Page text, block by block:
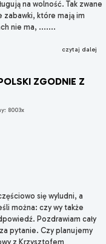
na wolność. Tak zwane
zabawki, które mają im
nie ma, .......
czytaj dalej
ZGODNIE Z
8003x
się wyludni, a
można: czy wy także
Pozdrawiam cały
pytanie. Czy planujemy
z Krzysztofem